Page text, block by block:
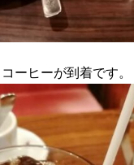
ーヒーが到着です。